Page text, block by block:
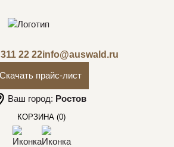
22 22info@auswald.ru
Скачать прайс-лист
Ваш город: Ростов
КОРЗИНА (0)